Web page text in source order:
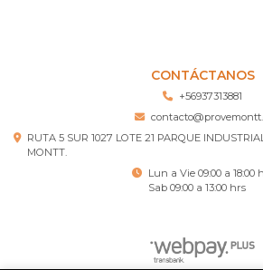
CONTÁCTANOS
+56937313881
RUTA 5 SUR 1027 LOTE 21 PARQUE
MONTT.
Lun a Vie 09:00 a 18:00
Sab 09:00 a 13:00 hrs